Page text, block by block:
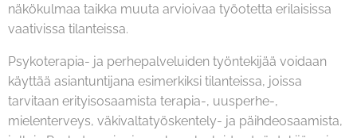
näkökulmaa taikka muuta arvioivaa työotetta erilaisissa
vaativissa tilanteissa.
Psykoterapia- ja perhepalveluiden työntekijää voidaan
käyttää asiantuntijana esimerkiksi tilanteissa, joissa
tarvitaan erityisosaamista terapia-, uusperhe-,
mielenterveys, väkivaltatyöskentely- ja päihdeosaamista,